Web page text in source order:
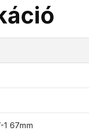
1 67mm